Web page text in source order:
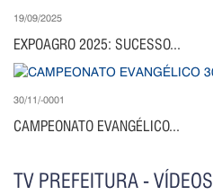
19/09/2025
EXPOAGRO 2025: SUCESSO...
30/11/-0001
CAMPEONATO EVANGÉLICO...
TV PREFEITURA - VÍDEOS